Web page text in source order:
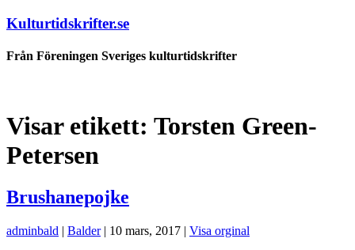
Kulturtidskrifter.se
Från Föreningen Sveriges kulturtidskrifter
Visar etikett: Torsten Green-
Petersen
Brushanepojke
adminbald | Balder | 10 mars, 2017 | Visa orginal